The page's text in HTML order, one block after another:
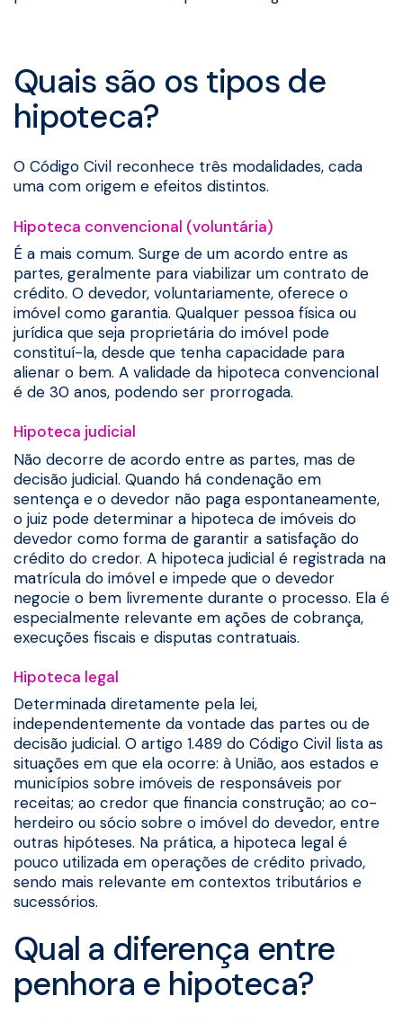
Quais são os tipos de
hipoteca?
O Código Civil reconhece três modalidades, cada
uma com origem e efeitos distintos.
Hipoteca convencional (voluntária)
É a mais comum. Surge de um acordo entre as
partes, geralmente para viabilizar um contrato de
crédito. O devedor, voluntariamente, oferece o
imóvel como garantia. Qualquer pessoa física ou
jurídica que seja proprietária do imóvel pode
constituí-la, desde que tenha capacidade para
alienar o bem. A validade da hipoteca convencional
é de 30 anos, podendo ser prorrogada.
Hipoteca judicial
Não decorre de acordo entre as partes, mas de
decisão judicial. Quando há condenação em
sentença e o devedor não paga espontaneamente,
o juiz pode determinar a hipoteca de imóveis do
devedor como forma de garantir a satisfação do
crédito do credor. A hipoteca judicial é registrada na
matrícula do imóvel e impede que o devedor
negocie o bem livremente durante o processo. Ela é
especialmente relevante em ações de cobrança,
execuções fiscais e disputas contratuais.
Hipoteca legal
Determinada diretamente pela lei,
independentemente da vontade das partes ou de
decisão judicial. O artigo 1.489 do Código Civil lista as
situações em que ela ocorre: à União, aos estados e
municípios sobre imóveis de responsáveis por
receitas; ao credor que financia construção; ao co-
herdeiro ou sócio sobre o imóvel do devedor, entre
outras hipóteses. Na prática, a hipoteca legal é
pouco utilizada em operações de crédito privado,
sendo mais relevante em contextos tributários e
sucessórios.
Qual a diferença entre
penhora e hipoteca?